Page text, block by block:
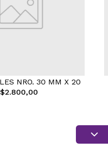
NRO. 30 MM X 20
$2.800,00